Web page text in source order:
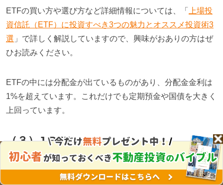
ETFの買い方や選び方など詳細情報については、「
上場投
資信託（ ETF）に投資すべき3つの魅力とオススメ投資術3
選 」で詳しく解説していますので、興味がおありの方はぜ
ひお読みください。
ETFの中には分配金が出ているものがあり、分配金金利は
1%を超えています。これだけでも定期預金や国債を大きく
上回っています。
（３）J-REIT
J-REITとは、証券取引所に上場されている投資信託の中
株式投資を本格的に学びたい方へ
株式投資スクール
無料で体験する